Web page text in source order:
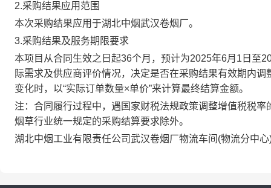
2.采购结果应用范围
本次采购结果应用于湖北中烟武汉卷烟厂。
3.采购结果及服务期限要求
本项目从合同生效之日起36个月，预计为2025年6月1日至
际需求及供应商评价情况，决定是否在采购结果有效期内
变化时，以“实际订单数量×单价”来计算最终结算金额。
注：合同履行过程中，遇国家财税法规政策调整增值税税
烟草行业统一规定的采购结算要求除外。
湖北中烟工业有限责任公司武汉卷烟厂物流车间(物流分中心